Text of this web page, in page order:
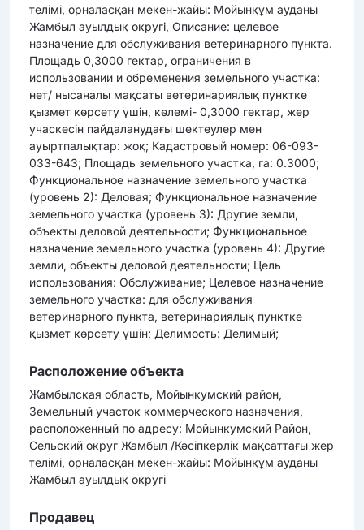
телімі, орналасқан мекен-жайы: Мойынқұм ауданы
Жамбыл ауылдық округі, Описание: целевое
назначение для обслуживания ветеринарного пункта.
Площадь 0,3000 гектар, ограничения в
использовании и обременения земельного участка:
нет/ нысаналы мақсаты ветеринариялық пунктке
қызмет көрсету үшін, көлемі- 0,3000 гектар, жер
учаскесін пайдаланудағы шектеулер мен
ауыртпалықтар: жоқ; Кадастровый номер: 06-093-
033-643; Площадь земельного участка, га: 0.3000;
Функциональное назначение земельного участка
(уровень 2): Деловая; Функциональное назначение
земельного участка (уровень 3): Другие земли,
объекты деловой деятельности; Функциональное
назначение земельного участка (уровень 4): Другие
земли, объекты деловой деятельности; Цель
использования: Обслуживание; Целевое назначение
земельного участка: для обслуживания
ветеринарного пункта, ветеринариялық пунктке
қызмет көрсету үшін; Делимость: Делимый;
Расположение объекта
Жамбылская область, Мойынкумский район,
Земельный участок коммерческого назначения,
расположенный по адресу: Мойынкумский Район,
Сельский округ Жамбыл /Кәсіпкерлік мақсаттағы жер
телімі, орналасқан мекен-жайы: Мойынқұм ауданы
Жамбыл ауылдық округі
Продавец